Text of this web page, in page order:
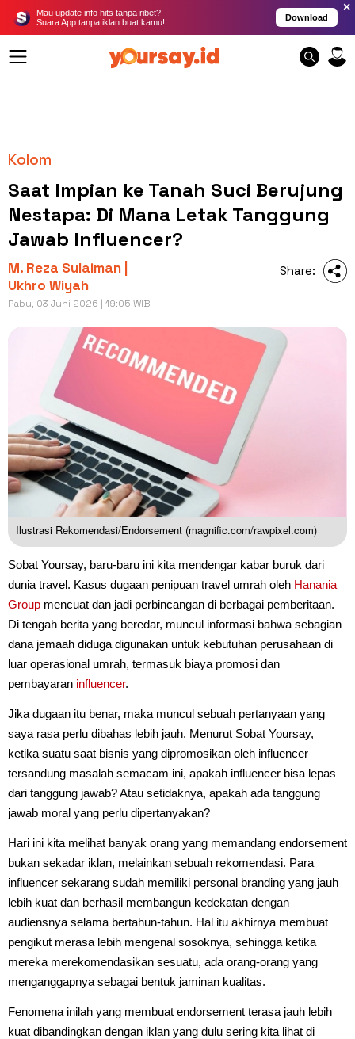
Mau update info hits tanpa ribet?
Suara App tanpa iklan buat kamu!
Download
×
Kolom
Saat Impian ke Tanah Suci Berujung
Nestapa: Di Mana Letak Tanggung
Jawab Influencer?
M. Reza Sulaiman |
Ukhro Wiyah
Rabu, 03 Juni 2026 | 19:05 WIB
Share:
Ilustrasi Rekomendasi/Endorsement (magnific.com/rawpixel.com)
Sobat Yoursay, baru-baru ini kita mendengar kabar buruk dari
dunia travel. Kasus dugaan penipuan travel umrah oleh Hanania
Group mencuat dan jadi perbincangan di berbagai pemberitaan.
Di tengah berita yang beredar, muncul informasi bahwa sebagian
dana jemaah diduga digunakan untuk kebutuhan perusahaan di
luar operasional umrah, termasuk biaya promosi dan
pembayaran influencer.
Jika dugaan itu benar, maka muncul sebuah pertanyaan yang
saya rasa perlu dibahas lebih jauh. Menurut Sobat Yoursay,
ketika suatu saat bisnis yang dipromosikan oleh influencer
tersandung masalah semacam ini, apakah influencer bisa lepas
dari tanggung jawab? Atau setidaknya, apakah ada tanggung
jawab moral yang perlu dipertanyakan?
Hari ini kita melihat banyak orang yang memandang endorsement
bukan sekadar iklan, melainkan sebuah rekomendasi. Para
influencer sekarang sudah memiliki personal branding yang jauh
lebih kuat dan berhasil membangun kedekatan dengan
audiensnya selama bertahun-tahun. Hal itu akhirnya membuat
pengikut merasa lebih mengenal sosoknya, sehingga ketika
mereka merekomendasikan sesuatu, ada orang-orang yang
menganggapnya sebagai bentuk jaminan kualitas.
Fenomena inilah yang membuat endorsement terasa jauh lebih
kuat dibandingkan dengan iklan yang dulu sering kita lihat di